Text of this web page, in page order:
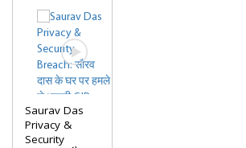
Saurav Das
Privacy &
Security